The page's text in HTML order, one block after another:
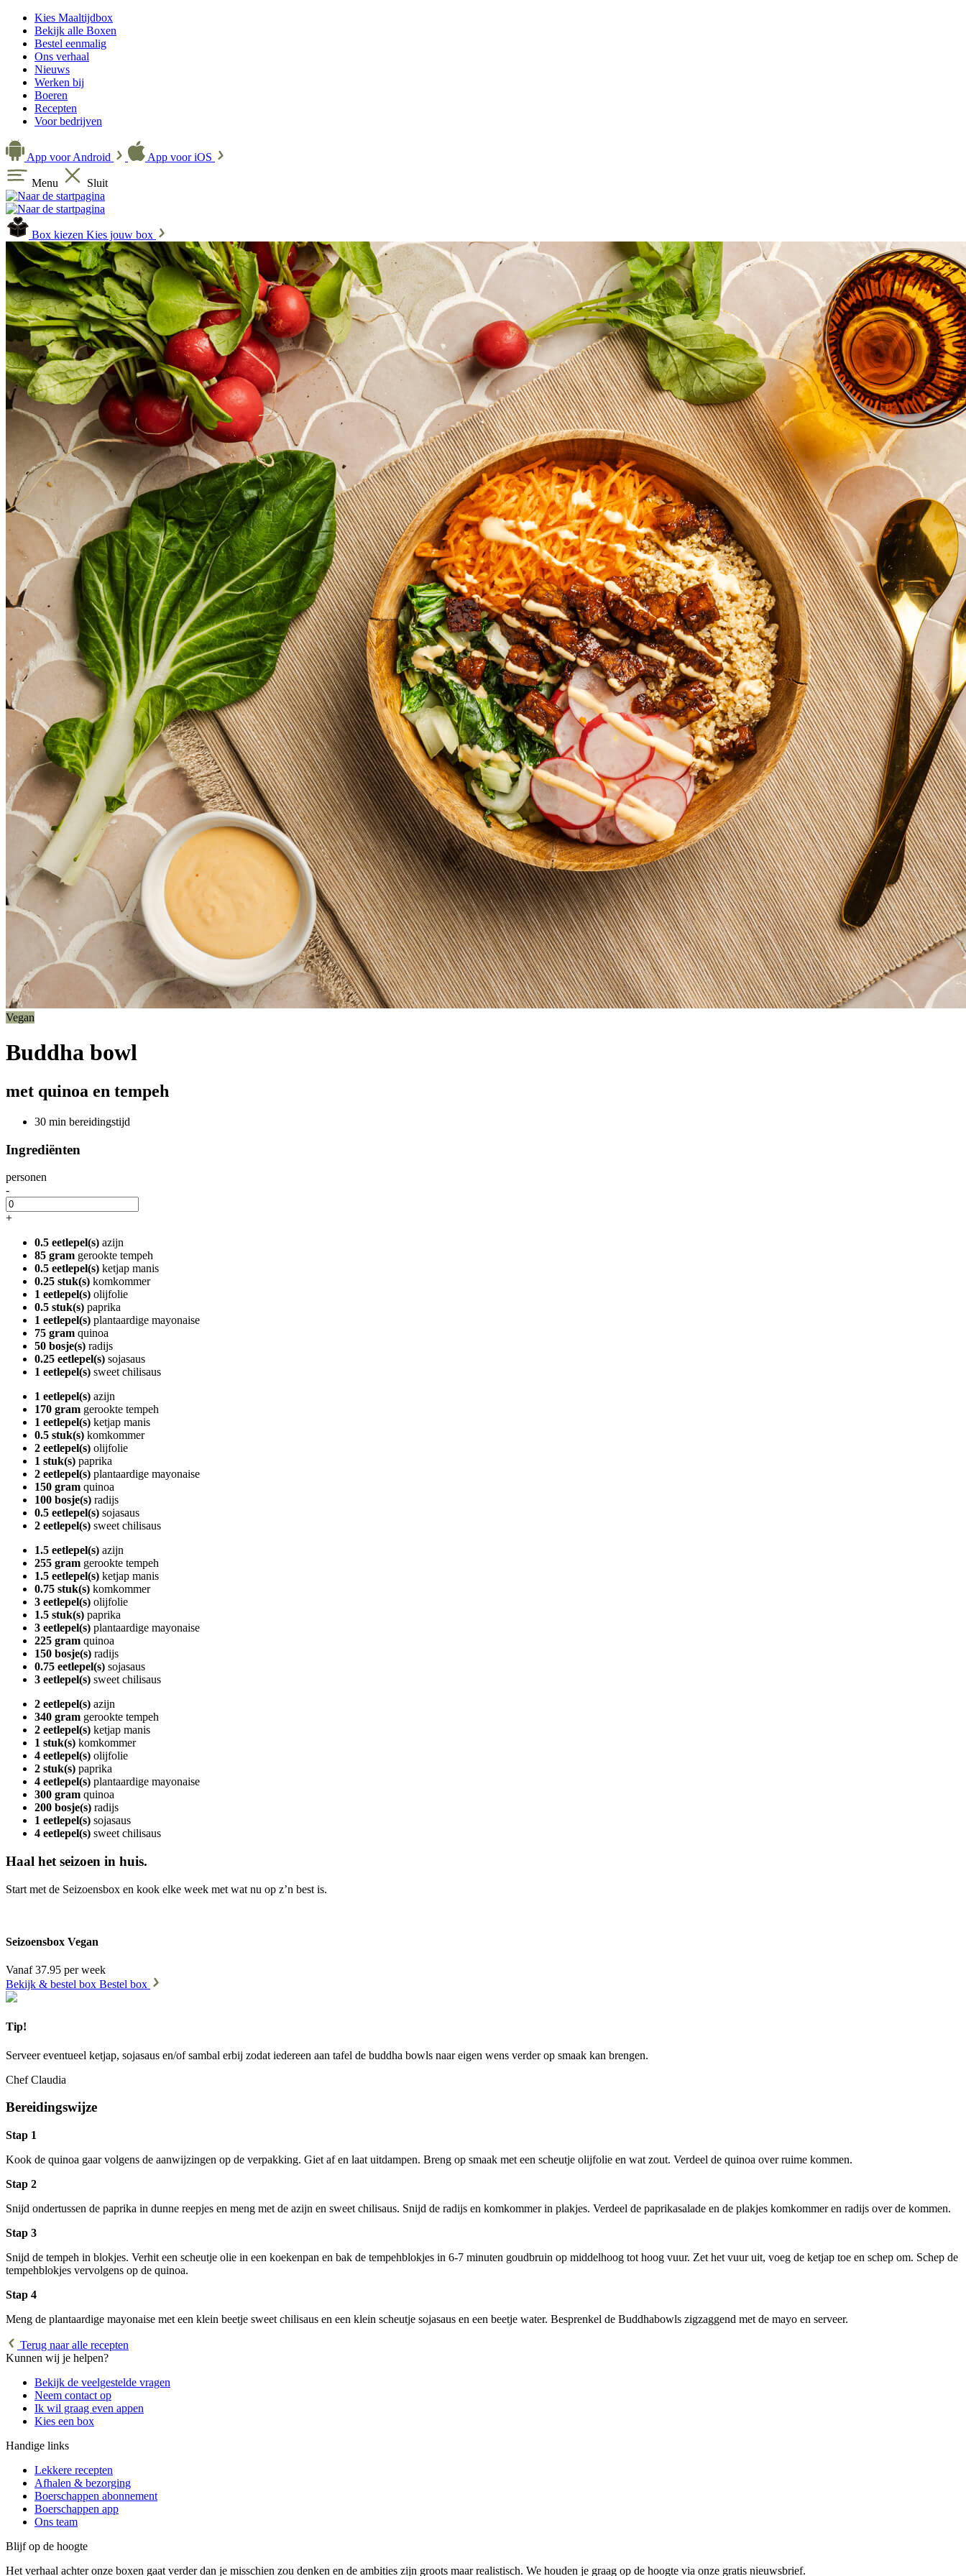
Kies Maaltijdbox
Bekijk alle Boxen
Bestel eenmalig
Ons verhaal
Nieuws
Werken bij
Boeren
Recepten
Voor bedrijven
App voor Android App voor iOS
Menu Sluit
Box kiezen Kies jouw box
Vegan
Buddha bowl
met quinoa en tempeh
30 min bereidingstijd
Ingrediënten
personen
-
+
0.5 eetlepel(s) azijn
85 gram gerookte tempeh
0.5 eetlepel(s) ketjap manis
0.25 stuk(s) komkommer
1 eetlepel(s) olijfolie
0.5 stuk(s) paprika
1 eetlepel(s) plantaardige mayonaise
75 gram quinoa
50 bosje(s) radijs
0.25 eetlepel(s) sojasaus
1 eetlepel(s) sweet chilisaus
1 eetlepel(s) azijn
170 gram gerookte tempeh
1 eetlepel(s) ketjap manis
0.5 stuk(s) komkommer
2 eetlepel(s) olijfolie
1 stuk(s) paprika
2 eetlepel(s) plantaardige mayonaise
150 gram quinoa
100 bosje(s) radijs
0.5 eetlepel(s) sojasaus
2 eetlepel(s) sweet chilisaus
1.5 eetlepel(s) azijn
255 gram gerookte tempeh
1.5 eetlepel(s) ketjap manis
0.75 stuk(s) komkommer
3 eetlepel(s) olijfolie
1.5 stuk(s) paprika
3 eetlepel(s) plantaardige mayonaise
225 gram quinoa
150 bosje(s) radijs
0.75 eetlepel(s) sojasaus
3 eetlepel(s) sweet chilisaus
2 eetlepel(s) azijn
340 gram gerookte tempeh
2 eetlepel(s) ketjap manis
1 stuk(s) komkommer
4 eetlepel(s) olijfolie
2 stuk(s) paprika
4 eetlepel(s) plantaardige mayonaise
300 gram quinoa
200 bosje(s) radijs
1 eetlepel(s) sojasaus
4 eetlepel(s) sweet chilisaus
Haal het seizoen in huis.
Start met de Seizoensbox en kook elke week met wat nu op z’n best is.
Seizoensbox Vegan
Vanaf 37.95 per week
Bekijk & bestel box Bestel box
Tip!
Serveer eventueel ketjap, sojasaus en/of sambal erbij zodat iedereen aan tafel de buddha bowls naar eigen wens verder op smaak kan brengen.
Chef Claudia
Bereidingswijze
Stap 1
Kook de quinoa gaar volgens de aanwijzingen op de verpakking. Giet af en laat uitdampen. Breng op smaak met een scheutje olijfolie en wat zout. Verdeel de quinoa over ruime kommen.
Stap 2
Snijd ondertussen de paprika in dunne reepjes en meng met de azijn en sweet chilisaus. Snijd de radijs en komkommer in plakjes. Verdeel de paprikasalade en de plakjes komkommer en radijs over de kommen.
Stap 3
Snijd de tempeh in blokjes. Verhit een scheutje olie in een koekenpan en bak de tempehblokjes in 6-7 minuten goudbruin op middelhoog tot hoog vuur. Zet het vuur uit, voeg de ketjap toe en schep om. Schep de
tempehblokjes vervolgens op de quinoa.
Stap 4
Meng de plantaardige mayonaise met een klein beetje sweet chilisaus en een klein scheutje sojasaus en een beetje water. Besprenkel de Buddhabowls zigzaggend met de mayo en serveer.
Terug naar alle recepten
Kunnen wij je helpen?
Bekijk de veelgestelde vragen
Neem contact op
Ik wil graag even appen
Kies een box
Handige links
Lekkere recepten
Afhalen & bezorging
Boerschappen abonnement
Boerschappen app
Ons team
Blijf op de hoogte
Het verhaal achter onze boxen gaat verder dan je misschien zou denken en de ambities zijn groots maar realistisch. We houden je graag op de hoogte via onze gratis nieuwsbrief.